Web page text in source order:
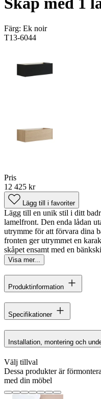
Färg: Ek noir
T13-6044
Pris
12 425 kr
Lägg till i favoriter
Lägg till en unik stil i ditt
lamelfront. Den enda lådan
utrymme för att förvara dina
fronten ger utrymmet en
skåpet ensamt med en
Visa mer...
Produktinformation
Specifikationer
Installation, montering och
Välj tillval
Dessa produkter är
med din möbel